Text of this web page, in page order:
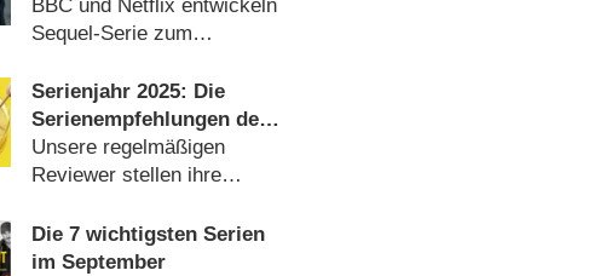
Duke Shelby erneut um
BBC und Netflix entwickeln
Sequel-Serie zum
Serienjahr 2025: Die
Serienempfehlungen der
Redaktion
Unsere regelmäßigen
Reviewer stellen ihre
(28.12.2025)
Die 7 wichtigsten Serien
im September